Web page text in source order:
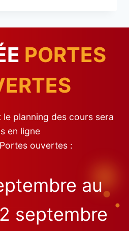
PORTES
planning des cours sera
en ligne
ouvertes :
au
septembre